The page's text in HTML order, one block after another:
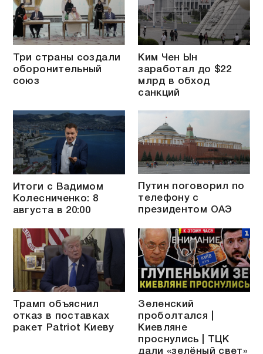
Три страны создали
оборонительный
союз
Ким Чен Ын
заработал до $22
млрд в обход
санкций
Итоги с Вадимом
Колесниченко: 8
августа в 20:00
Путин поговорил по
телефону с
президентом ОАЭ
Трамп объяснил
отказ в поставках
ракет Patriot Киеву
Зеленский
проболтался |
Киевляне
проснулись | ТЦК
дали «зелёный свет»